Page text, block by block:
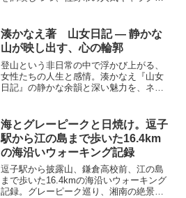
旅の様子を詳しくレポートします。
湊かなえ著 山女日記 ― 静かな
山が映し出す、心の輪郭
登山という非日常の中で浮かび上がる、
女性たちの人生と感情。湊かなえ『山女
日記』の静かな余韻と深い魅力を、ネタ
海とグレーピークと日焼け。逗子
駅から江の島まで歩いた16.4km
の海沿いウォーキング記録
逗子駅から披露山、鎌倉高校前、江の島
まで歩いた16.4kmの海沿いウォーキング
記録。グレーピーク巡り、湘南の絶景、